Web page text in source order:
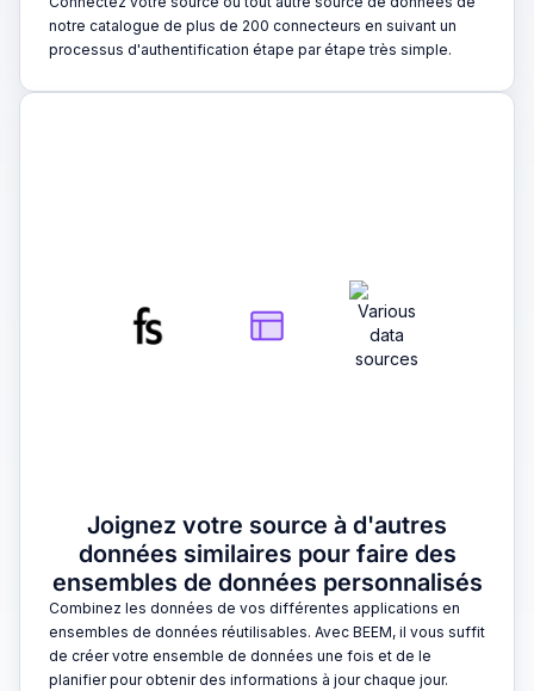
notre catalogue de plus de 200 connecteurs en suivant un
processus d'authentification étape par étape très simple.
Joignez votre source à d'autres
données similaires pour faire des
ensembles de données personnalisés
Combinez les données de vos différentes applications en
ensembles de données réutilisables. Avec BEEM, il vous suffit
de créer votre ensemble de données une fois et de le
planifier pour obtenir des informations à jour chaque jour.